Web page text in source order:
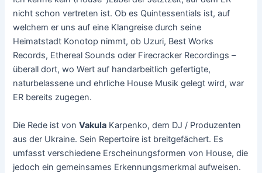
nicht schon vertreten ist. Ob es Quintessentials ist, auf
welchem er uns auf eine Klangreise durch seine
Heimatstadt Konotop nimmt, ob Uzuri, Best Works
Records, Ethereal Sounds oder Firecracker Recordings –
überall dort, wo Wert auf handarbeitlich gefertigte,
naturbelassene und ehrliche House Musik gelegt wird, war
ER bereits zugegen.
Die Rede ist vonVakula Karpenko, dem DJ / Produzenten
aus der Ukraine. Sein Repertoire ist breitgefächert. Es
umfasst verschiedene Erscheinungsformen von House, die
jedoch ein gemeinsames Erkennungsmerkmal aufweisen.